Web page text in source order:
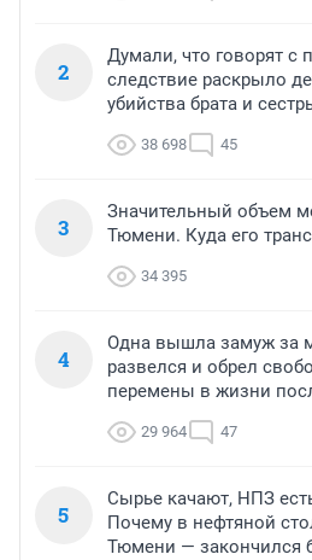
2
Думали, что говорят с
следствие раскрыло
убийства брата и
38 698 45
3
Значительный объем
Тюмени. Куда его
34 395
4
Одна вышла замуж за
развелся и обрел
перемены в жизни
29 964 47
5
Сырье качают, НПЗ
Почему в нефтяной
Тюмени — закончился